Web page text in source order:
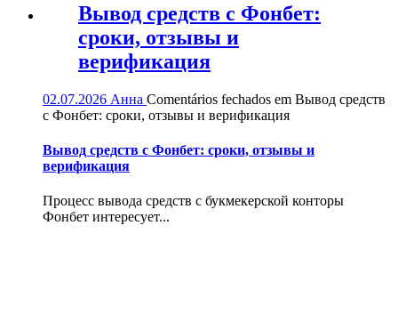
Вывод средств с Фонбет:
сроки, отзывы и
верификация
02.07.2026 Анна Comentários fechados em Вывод средств
с Фонбет: сроки, отзывы и верификация
Вывод средств с Фонбет: сроки, отзывы и
верификация
Процесс вывода средств с букмекерской конторы
Фонбет интересует...